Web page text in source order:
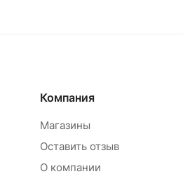
Компания
Магазины
Оставить отзыв
О компании